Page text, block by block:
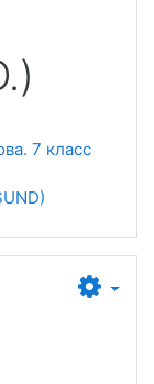
7 класс